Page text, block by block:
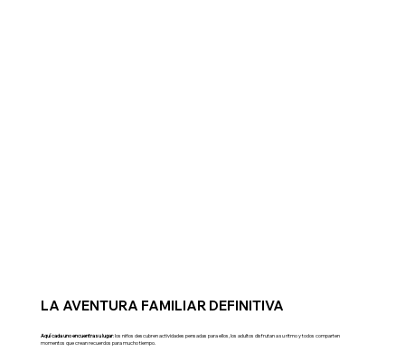
LA AVENTURA FAMILIAR DEFINITIVA
Aquí cada uno encuentra su lugar: los niños descubren actividades pensadas para ellos, los adultos disfrutan a su ritmo y todos comparten
momentos que crean recuerdos para mucho tiempo.